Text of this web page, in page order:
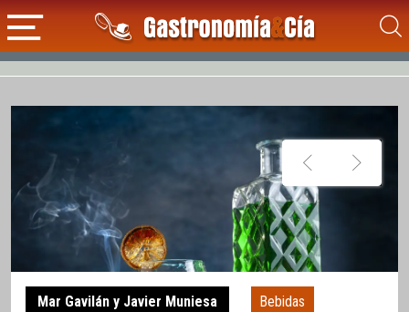
Mar Gavilán y Javier Muniesa Bebidas